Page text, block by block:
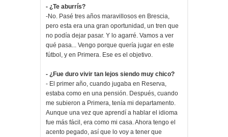
- ¿Te aburrís?
-No. Pasé tres años maravillosos en Brescia,
pero esta era una gran oportunidad, un tren que
no podía dejar pasar. Y lo agarré. Vamos a ver
qué pasa... Vengo porque quería jugar en este
fútbol, y en Primera. Ese es el objetivo.
- ¿Fue duro vivir tan lejos siendo muy chico?
- El primer año, cuando jugaba en Reserva,
estaba como en una pensión. Después, cuando
me subieron a Primera, tenía mi departamento.
Aunque una vez que aprendí a hablar el idioma
fue más fácil, era como mi casa. Ahora tengo el
acento pegado, así que lo voy a tener que